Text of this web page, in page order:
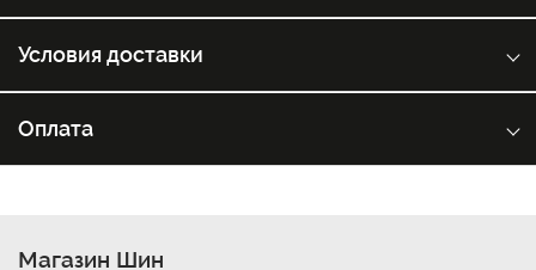
Условия доставки
Оплата
Магазин Шин